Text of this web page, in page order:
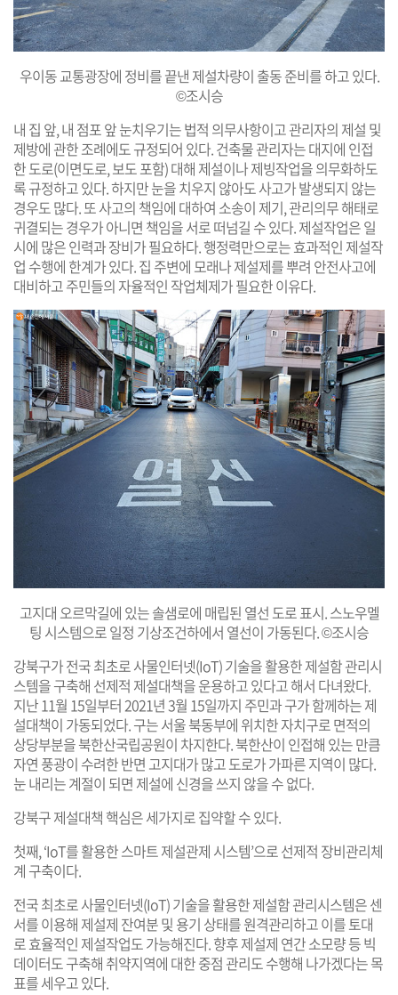
우이동 교통광장에 정비를 끝낸 제설차량이 출동 준비를 하고 있다.
©조시승
내 집 앞, 내 점포 앞 눈치우기는 법적 의무사항이고 관리자의 제설 및
제방에 관한 조례에도 규정되어 있다. 건축물 관리자는 대지에 인접
한 도로(이면도로, 보도 포함) 대해 제설이나 제빙작업을 의무화하도
록 규정하고 있다. 하지만 눈을 치우지 않아도 사고가 발생되지 않는
경우도 많다. 또 사고의 책임에 대하여 소송이 제기, 관리의무 해태로
귀결되는 경우가 아니면 책임을 서로 떠넘길 수 있다. 제설작업은 일
시에 많은 인력과 장비가 필요하다. 행정력만으로는 효과적인 제설작
업 수행에 한계가 있다. 집 주변에 모래나 제설제를 뿌려 안전사고에
대비하고 주민들의 자율적인 작업체제가 필요한 이유다.
고지대 오르막길에 있는 솔샘로에 매립된 열선 도로 표시. 스노우멜
팅 시스템으로 일정 기상조건하에서 열선이 가동된다. ©조시승
강북구가 전국 최초로 사물인터넷(IoT) 기술을 활용한 제설함 관리시
스템을 구축해 선제적 제설대책을 운용하고 있다고 해서 다녀왔다.
지난 11월 15일부터 2021년 3월 15일까지 주민과 구가 함께하는 제
설대책이 가동되었다. 구는 서울 북동부에 위치한 자치구로 면적의
상당부분을 북한산국립공원이 차지한다. 북한산이 인접해 있는 만큼
자연 풍광이 수려한 반면 고지대가 많고 도로가 가파른 지역이 많다.
눈 내리는 계절이 되면 제설에 신경을 쓰지 않을 수 없다.
강북구 제설대책 핵심은 세가지로 집약할 수 있다.
첫째, ‘IoT를 활용한 스마트 제설관제 시스템’으로 선제적 장비관리체
계 구축이다.
전국 최초로 사물인터넷(IoT) 기술을 활용한 제설함 관리시스템은 센
서를 이용해 제설제 잔여분 및 용기 상태를 원격관리하고 이를 토대
로 효율적인 제설작업도 가능해진다. 향후 제설제 연간 소모량 등 빅
데이터도 구축해 취약지역에 대한 중점 관리도 수행해 나가겠다는 목
표를 세우고 있다.